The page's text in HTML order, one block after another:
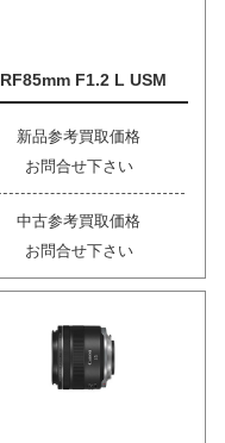
RF85mm F1.2 L USM
新品参考買取価格
お問合せ下さい
中古参考買取価格
お問合せ下さい